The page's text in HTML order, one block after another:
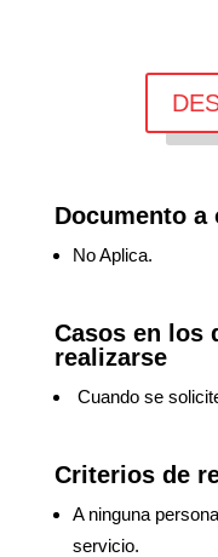
Documento a
No Aplica.
Casos en los
realizarse
Cuando se
Criterios de
A ninguna
servicio.